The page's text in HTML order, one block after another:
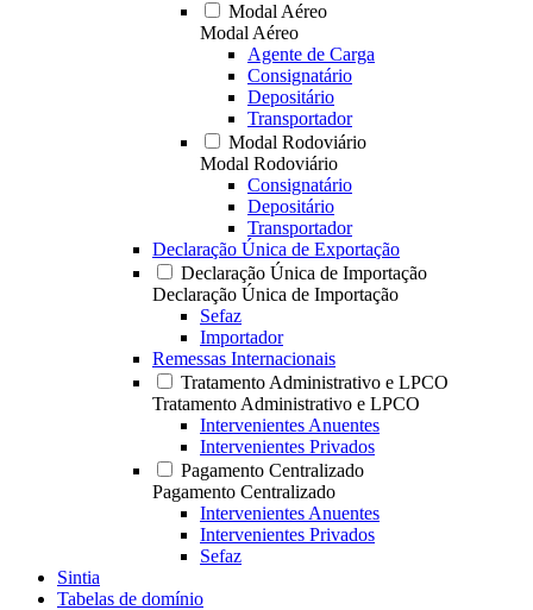
Modal Aéreo
Modal Aéreo
Agente de Carga
Consignatário
Depositário
Transportador
Modal Rodoviário
Modal Rodoviário
Consignatário
Depositário
Transportador
Declaração Única de Exportação
Declaração Única de Importação
Declaração Única de Importação
Sefaz
Importador
Remessas Internacionais
Tratamento Administrativo e LPCO
Tratamento Administrativo e LPCO
Intervenientes Anuentes
Intervenientes Privados
Pagamento Centralizado
Pagamento Centralizado
Intervenientes Anuentes
Intervenientes Privados
Sefaz
Sintia
Tabelas de domínio